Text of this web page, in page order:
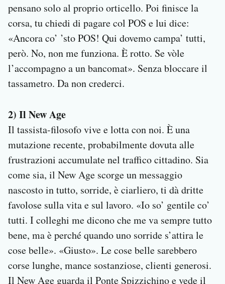
pensano solo al proprio orticello. Poi finisce la
corsa, tu chiedi di pagare col POS e lui dice:
«Ancora co’ ’sto POS! Qui dovemo campa’ tutti,
però. No, non me funziona. È rotto. Se vòle
l’accompagno a un bancomat». Senza bloccare il
tassametro. Da non crederci.
2) Il New Age
Il tassista-filosofo vive e lotta con noi. È una
mutazione recente, probabilmente dovuta alle
frustrazioni accumulate nel traffico cittadino. Sia
come sia, il New Age scorge un messaggio
nascosto in tutto, sorride, è ciarliero, ti dà dritte
favolose sulla vita e sul lavoro. «Io so’ gentile co’
tutti. I colleghi me dicono che me va sempre tutto
bene, ma è perché quando uno sorride s’attira le
cose belle». «Giusto». Le cose belle sarebbero
corse lunghe, mance sostanziose, clienti generosi.
Il New Age guarda il Ponte Spizzichino e vede il